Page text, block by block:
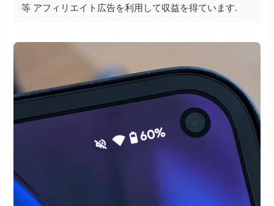
等 アフィリエイト広告を利用して収益を得ています.